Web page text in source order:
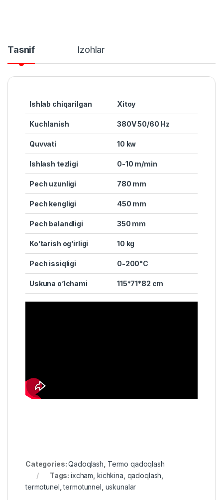
Tasnif Izohlar
Ishlab chiqarilgan Xitoy
Kuchlanish 380V 50/60 Hz
Quvvati 10 kw
Ishlash tezligi 0-10 m/min
Pech uzunligi 780 mm
Pech kengligi 450 mm
Pech balandligi 350 mm
Ko’tarish og’irligi 10 kg
Pech issiqligi 0-200°C
Uskuna o’lchami 115*71*82 cm
Categories:Qadoqlash Termo qadoqlash
Tags:ixcham kichkina qadoqlash
termotunel ,termotunnel uskunalar